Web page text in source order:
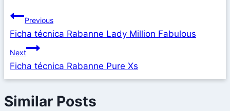
Previous
Ficha técnica Rabanne Lady Million Fabulous
Next
Ficha técnica Rabanne Pure Xs
Similar Posts